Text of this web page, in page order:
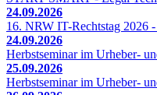
24.09.2026
16. NRW IT-Rechtstag 2026
24.09.2026
Herbstseminar im Urheber-
25.09.2026
Herbstseminar im Urheber-